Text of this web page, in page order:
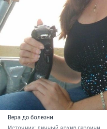
Вера до болезни